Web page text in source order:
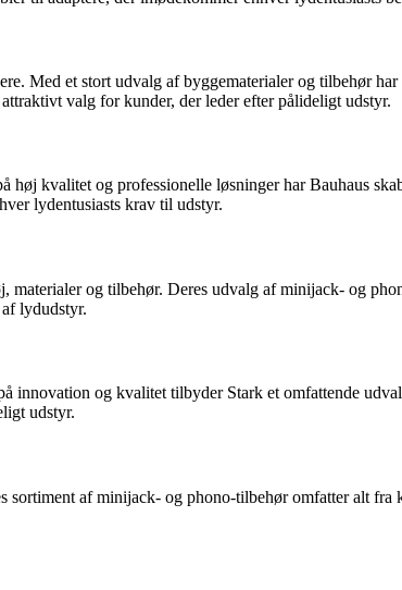
Med et stort udvalg af byggematerialer og tilbehør
valg for kunder, der leder efter pålideligt udstyr.
kvalitet og professionelle løsninger har Bauhaus
lydentusiasts krav til udstyr.
og tilbehør. Deres udvalg af minijack- og
lydudstyr.
og kvalitet tilbyder Stark et omfattende
udstyr.
af minijack- og phono-tilbehør omfatter alt